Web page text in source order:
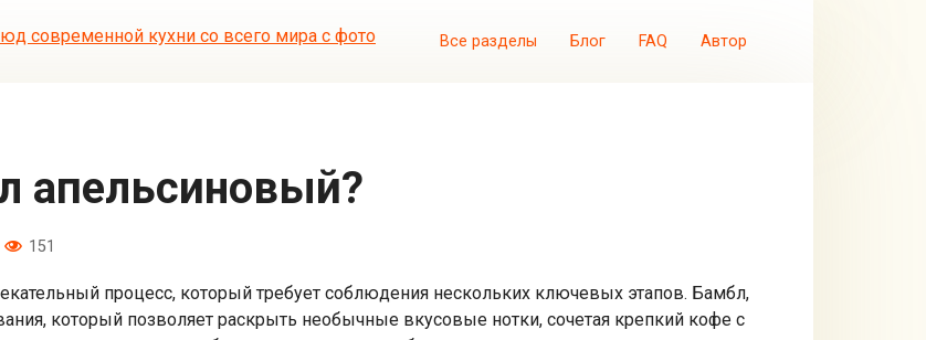
Все разделы Блог FAQ Автор
апельсиновый?
151
процесс, который требует соблюдения нескольких ключевых этапов. Бамбл,
который позволяет раскрыть необычные вкусовые нотки, сочетая крепкий кофе с